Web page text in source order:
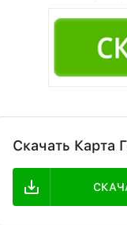
Скачать Карта